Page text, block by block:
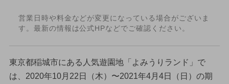
営業日時や料金などが変更になっている場合がございま
す。最新の情報は公式HPなどでご確認ください。
東京都稲城市にある人気遊園地「よみうりランド」で
は、2020年10月22日（木）〜2021年4月4日（日）の期